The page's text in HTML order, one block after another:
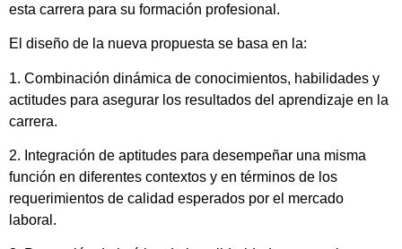
esta carrera para su formación profesional.
El diseño de la nueva propuesta se basa en la:
1. Combinación dinámica de conocimientos, habilidades y
actitudes para asegurar los resultados del aprendizaje en la
carrera.
2. Integración de aptitudes para desempeñar una misma
función en diferentes contextos y en términos de los
requerimientos de calidad esperados por el mercado
laboral.